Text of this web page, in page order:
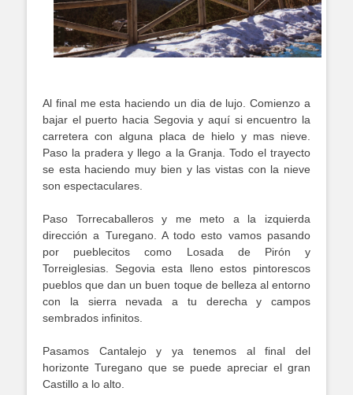
Al final me esta haciendo un dia de lujo. Comienzo a
bajar el puerto hacia Segovia y aquí si encuentro la
carretera con alguna placa de hielo y mas nieve.
Paso la pradera y llego a la Granja. Todo el trayecto
se esta haciendo muy bien y las vistas con la nieve
son espectaculares.
Paso Torrecaballeros y me meto a la izquierda
dirección a Turegano. A todo esto vamos pasando
por pueblecitos como Losada de Pirón y
Torreiglesias. Segovia esta lleno estos pintorescos
pueblos que dan un buen toque de belleza al entorno
con la sierra nevada a tu derecha y campos
sembrados infinitos.
Pasamos Cantalejo y ya tenemos al final del
horizonte Turegano que se puede apreciar el gran
Castillo a lo alto.